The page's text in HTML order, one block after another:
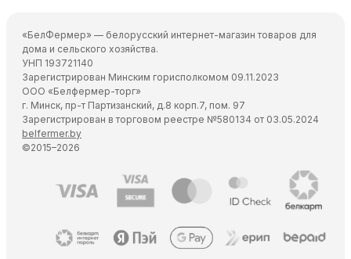
«БелФермер» — белорусский интернет-магазин товаров для
дома и сельского хозяйства.
УНП 193721140
Зарегистрирован Минским горисполкомом 09.11.2023
ООО «Белфермер-торг»
г. Минск, пр-т Партизанский, д.8 корп.7, пом. 97
Зарегистрирован в торговом реестре №580134 от 03.05.2024
belfermer.by
©2015–2026